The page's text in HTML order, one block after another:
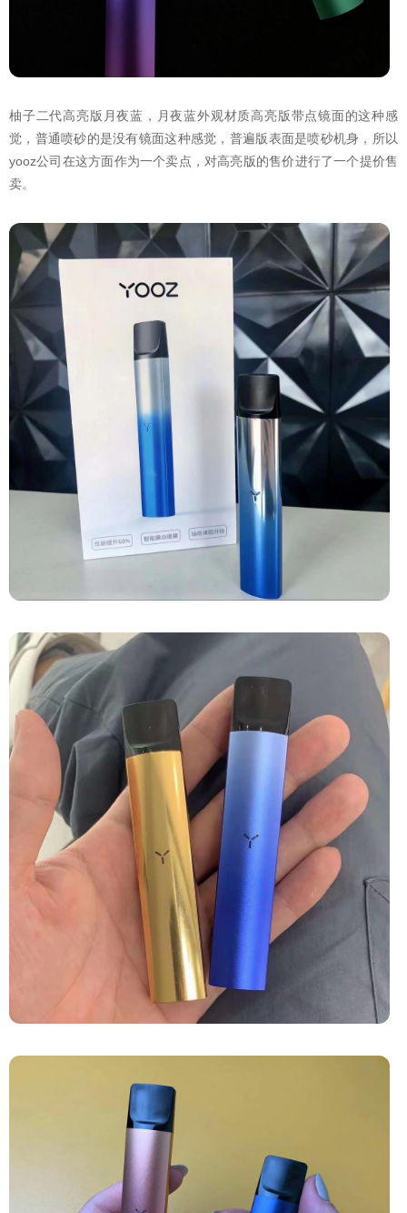
柚子二代高亮版月夜蓝，月夜蓝外观材质高亮版带点镜面的这种感
觉，普通喷砂的是没有镜面这种感觉，普遍版表面是喷砂机身，所以
yooz公司在这方面作为一个卖点，对高亮版的售价进行了一个提价售
卖。